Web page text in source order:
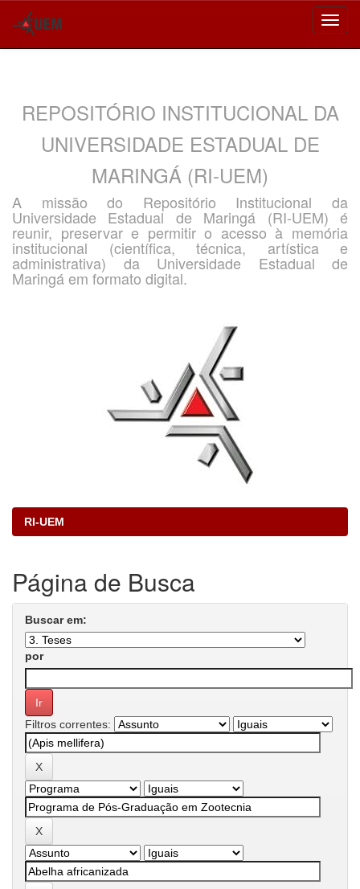
REPOSITÓRIO INSTITUCIONAL DA
UNIVERSIDADE ESTADUAL DE
MARINGÁ (RI-UEM)
A missão do Repositório Institucional da
Universidade Estadual de Maringá (RI-UEM) é
reunir, preservar e permitir o acesso à memória
institucional (científica, técnica, artística e
administrativa) da Universidade Estadual de
Maringá em formato digital.
RI-UEM
Página de Busca
Buscar em:
por
Filtros correntes: